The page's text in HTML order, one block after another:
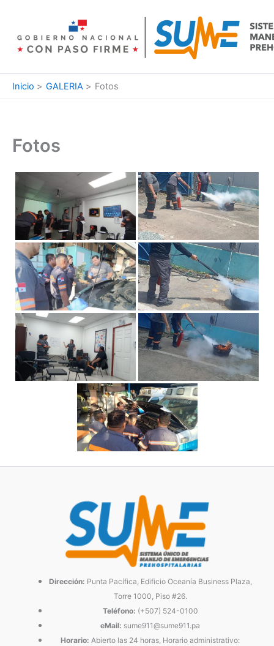
contenido
Inicio GALERIA Fotos
Fotos
Dirección: Punta Pacífica, Edificio Oceanía Business Plaza,
Torre 1000, Piso #26.
Teléfono: (+507) 524-0100
eMail: sume911@sume911.pa
Horario: Abierto las 24 horas, Horario administrativo: